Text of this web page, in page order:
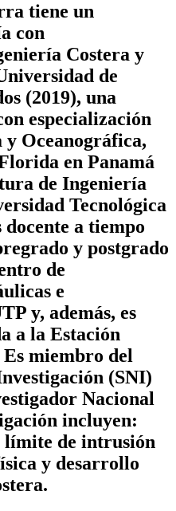
tiene un
con
Costera y
de
(2019), una
especialización
Oceanográfica,
en Panamá
de Ingeniería
Tecnológica
docente a tiempo
y postgrado
de
e
y, además, es
a la Estación
Es miembro del
(SNI)
Nacional
incluyen:
de intrusión
y desarrollo